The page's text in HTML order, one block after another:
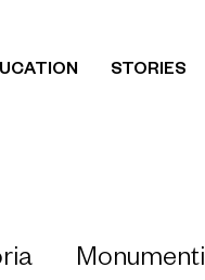
STORIES
Monumenti